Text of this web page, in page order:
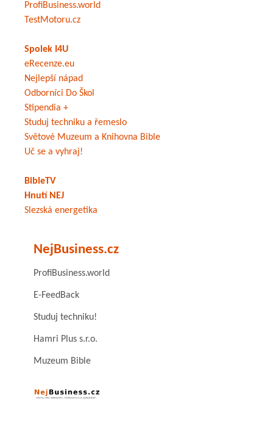
ProfiBusiness.world
TestMotoru.cz
Spolek I4U
eRecenze.eu
Nejlepší nápad
Odborníci Do Škol
Stipendia +
Studuj techniku a řemeslo
Světové Muzeum a Knihovna Bible
Uč se a vyhraj!
BibleTV
Hnutí NEJ
Slezská energetika
NejBusiness.cz
ProfiBusiness.world
E-FeedBack
Studuj techniku!
Hamri Plus s.r.o.
Muzeum Bible